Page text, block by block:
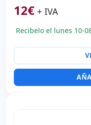
12€ + IVA
Recibelo el lunes 10-